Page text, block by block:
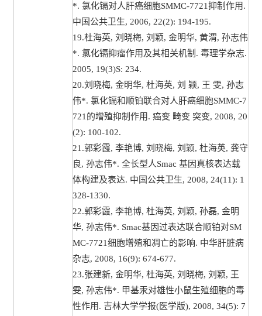
*. 氯化镉对人肝癌细胞SMMC-7721抑制作用.
中国公共卫生, 2006, 22(2): 194-195.
19.杜海英, 刘晓梅, 刘颖, 金明华, 黄渭, 孙志伟
*. 氯化镉抑瘤作用及其相关机制. 毒理学杂志.
2005, 19(3)S: 234.
20.刘晓梅, 金明华, 杜海英, 刘 颖, 王 雯, 孙志
伟*. 氯化镉和顺铂联合对人肝癌细胞SMMC-7
721的增殖抑制作用. 癌变 畸变 突变, 2008, 20
(2): 100-102.
21.郭彩霞, 李艳博, 刘晓梅, 刘颖, 杜海英, 龚守
良, 孙志伟*. 全长型人Smac 基因真核表达载
体构建及表达. 中国公共卫生, 2008, 24(11): 1
328-1330.
22.郭彩霞, 李艳博, 杜海英, 刘颖, 孙磊, 金明
华, 孙志伟*. Smac基因过表达联合顺铂对SM
MC-7721细胞增殖和凋亡的影响. 中华肝脏病
杂志, 2008, 16(9): 674-677.
23.张建新, 金明华, 杜海英, 刘晓梅, 刘颖, 王
雯, 孙志伟*. 甲基汞对雄性小鼠生殖细胞的毒
性作用. 吉林大学学报(医学版), 2008, 34(5): 7